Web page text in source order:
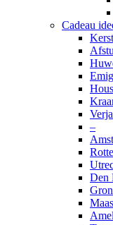
Cadeau
–
Den